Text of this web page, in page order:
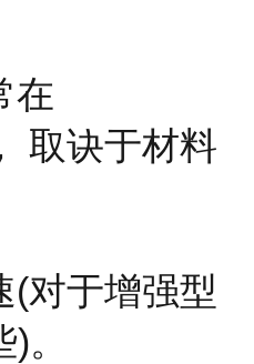
在
取诀于材料
(对于增强型
。